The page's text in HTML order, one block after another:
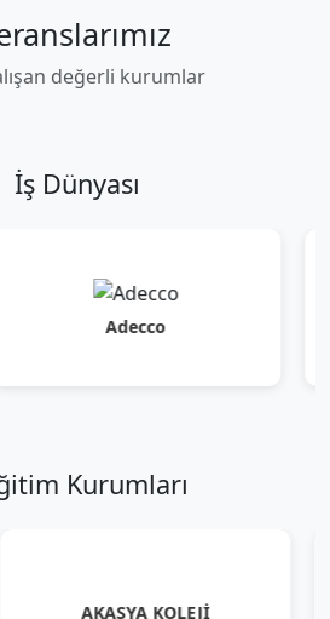
değerli kurumlar
İş Dünyası
Kurumları
AKASYA KOLEJİ